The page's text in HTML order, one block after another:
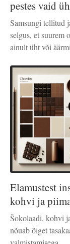
pestes vaid
Samsungi tellitud
selgus, et suurem
ainult üht või
soovitavad.
Elamustest
kohvi ja
Šokolaadi, kohvi
nõuab õiget